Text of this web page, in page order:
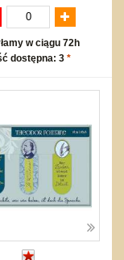
w ciągu 72h
dostępna: 3 *